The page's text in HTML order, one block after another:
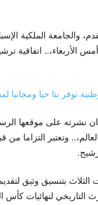
والجامعة الملكية
الأربعاء،.. اتفاقية
نشرته على موقعها
وتعتبر التزاما من
الثلاث بتنسيق وثيق
التاريخي لنهائيات كأس